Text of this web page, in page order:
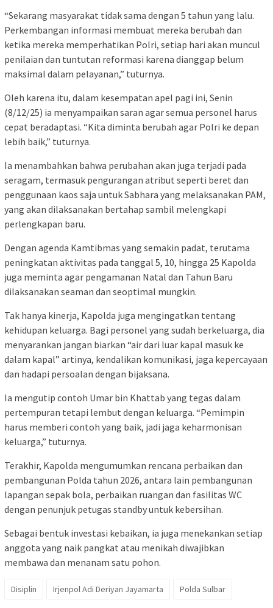
“Sekarang masyarakat tidak sama dengan 5 tahun yang lalu.
Perkembangan informasi membuat mereka berubah dan
ketika mereka memperhatikan Polri, setiap hari akan muncul
penilaian dan tuntutan reformasi karena dianggap belum
maksimal dalam pelayanan,” tuturnya.
Oleh karena itu, dalam kesempatan apel pagi ini, Senin
(8/12/25) ia menyampaikan saran agar semua personel harus
cepat beradaptasi. “Kita diminta berubah agar Polri ke depan
lebih baik,” tuturnya.
Ia menambahkan bahwa perubahan akan juga terjadi pada
seragam, termasuk pengurangan atribut seperti beret dan
penggunaan kaos saja untuk Sabhara yang melaksanakan PAM,
yang akan dilaksanakan bertahap sambil melengkapi
perlengkapan baru.
Dengan agenda Kamtibmas yang semakin padat, terutama
peningkatan aktivitas pada tanggal 5, 10, hingga 25 Kapolda
juga meminta agar pengamanan Natal dan Tahun Baru
dilaksanakan seaman dan seoptimal mungkin.
Tak hanya kinerja, Kapolda juga mengingatkan tentang
kehidupan keluarga. Bagi personel yang sudah berkeluarga, dia
menyarankan jangan biarkan “air dari luar kapal masuk ke
dalam kapal” artinya, kendalikan komunikasi, jaga kepercayaan
dan hadapi persoalan dengan bijaksana.
Ia mengutip contoh Umar bin Khattab yang tegas dalam
pertempuran tetapi lembut dengan keluarga. “Pemimpin
harus memberi contoh yang baik, jadi jaga keharmonisan
keluarga,” tuturnya.
Terakhir, Kapolda mengumumkan rencana perbaikan dan
pembangunan Polda tahun 2026, antara lain pembangunan
lapangan sepak bola, perbaikan ruangan dan fasilitas WC
dengan penunjuk petugas standby untuk kebersihan.
Sebagai bentuk investasi kebaikan, ia juga menekankan setiap
anggota yang naik pangkat atau menikah diwajibkan
membawa dan menanam satu pohon.
Disiplin Irjenpol Adi Deriyan Jayamarta Polda Sulbar